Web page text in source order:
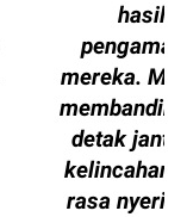
hasil
mereka.
detak
kelincahan,
rasa nyeri